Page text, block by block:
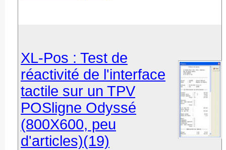
XL-Pos : Test de
réactivité de l'interface
tactile sur un TPV
POSligne Odyssé
(800X600, peu
d'articles)(19)